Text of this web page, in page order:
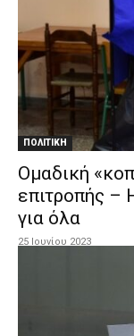
ΠΟΛΙΤΙΚΗ
Oμαδική
επιτρoπής –
για όλα
25 Ιουνίου 2023